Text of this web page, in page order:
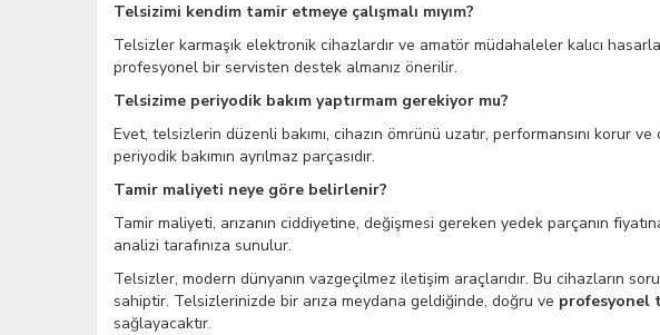
Telsizimi kendim tamir etmeye çalışmalı mıyım?
Telsizler karmaşık elektronik cihazlardır ve amatör müdahaleler kalıcı
profesyonel bir servisten destek almanız önerilir.
Telsizime periyodik bakım yaptırmam gerekiyor mu?
Evet, telsizlerin düzenli bakımı, cihazın ömrünü uzatır, performansını korur
periyodik bakımın ayrılmaz parçasıdır.
Tamir maliyeti neye göre belirlenir?
Tamir maliyeti, arızanın ciddiyetine, değişmesi gereken yedek parçanın
analizi tarafınıza sunulur.
Telsizler, modern dünyanın vazgeçilmez iletişim araçlarıdır. Bu cihazların
sahiptir. Telsizlerinizde bir arıza meydana geldiğinde, doğru ve profesyonel
sağlayacaktır.